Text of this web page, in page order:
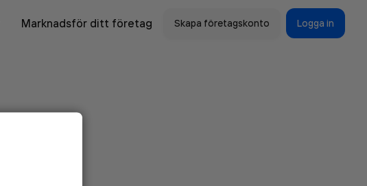
Marknadsför ditt företag Skapa företagskonto Logga in